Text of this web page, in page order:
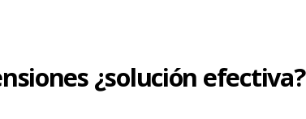
¿solución efectiva?